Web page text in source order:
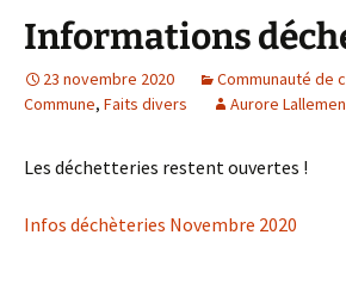
Informations
23 novembre 2020 Communauté de
Commune, Faits divers Aurore
Les déchetteries restent ouvertes !
Infos déchèteries Novembre 2020